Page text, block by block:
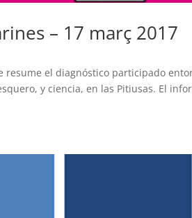
– 17 març 2017
resume el diagnóstico participado
y ciencia, en las Pitiusas. El